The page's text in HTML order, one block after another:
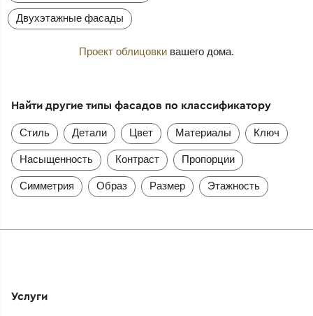
Двухэтажные фасады
Проект облицовки вашего дома.
Найти другие типы фасадов по классификатору
Стиль Детали Цвет Материалы Ключ
Насыщенность Контраст Пропорции
Симметрия Образ Размер Этажность
Услуги